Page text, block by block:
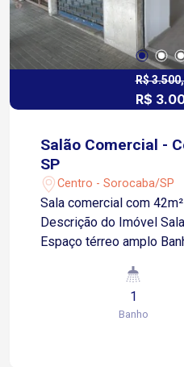
R$
R$
Salão Comercial -
SP
Centro - Sorocaba/SP
Sala comercial com
Descrição do Imóvel Sala comercial com 42 m²
Espaço térreo amplo
estoque ou conforme a
Imóvel versátil, com
diferentes tipos de
1
Banho